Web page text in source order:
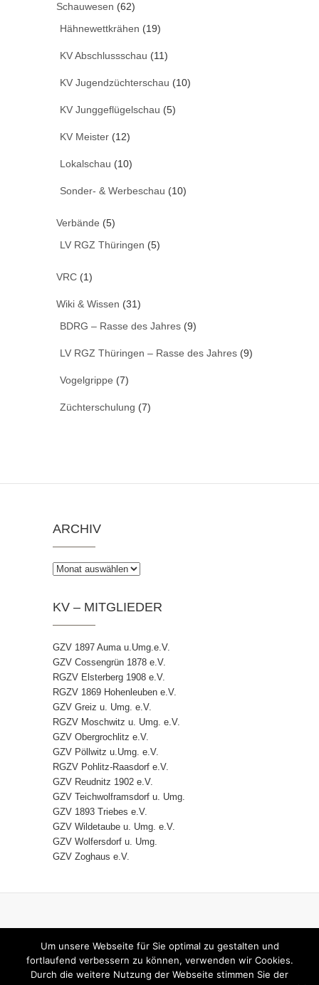
Schauwesen (62)
Hähnewettkrähen (19)
KV Abschlussschau (11)
KV Jugendzüchterschau (10)
KV Junggeflügelschau (5)
KV Meister (12)
Lokalschau (10)
Sonder- & Werbeschau (10)
Verbände (5)
LV RGZ Thüringen (5)
VRC (1)
Wiki & Wissen (31)
BDRG – Rasse des Jahres (9)
LV RGZ Thüringen – Rasse des Jahres (9)
Vogelgrippe (7)
Züchterschulung (7)
ARCHIV
Archiv
KV – MITGLIEDER
GZV 1897 Auma u.Umg.e.V.
GZV Cossengrün 1878 e.V.
RGZV Elsterberg 1908 e.V.
RGZV 1869 Hohenleuben e.V.
GZV Greiz u. Umg. e.V.
RGZV Moschwitz u. Umg. e.V.
GZV Obergrochlitz e.V.
GZV Pöllwitz u.Umg. e.V.
RGZV Pohlitz-Raasdorf e.V.
GZV Reudnitz 1902 e.V.
GZV Teichwolframsdorf u. Umg.
GZV 1893 Triebes e.V.
GZV Wildetaube u. Umg. e.V.
GZV Wolfersdorf u. Umg.
GZV Zoghaus e.V.
DATENSCHUTZERKLÄRUNG
KONTAKT
Um unsere Webseite für Sie optimal zu gestalten und
fortlaufend verbessern zu können, verwenden wir Cookies.
Durch die weitere Nutzung der Webseite stimmen Sie der